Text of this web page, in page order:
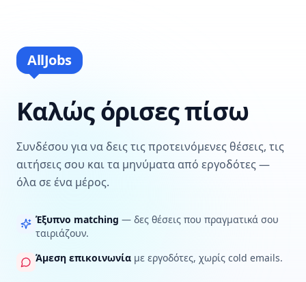
AllJobs
Καλώς όρισες πίσω
Συνδέσου για να δεις τις προτεινόμενες θέσεις, τις
αιτήσεις σου και τα μηνύματα από εργοδότες —
όλα σε ένα μέρος.
Έξυπνο matching — δες θέσεις που πραγματικά σου
ταιριάζουν.
Άμεση επικοινωνία με εργοδότες, χωρίς cold emails.